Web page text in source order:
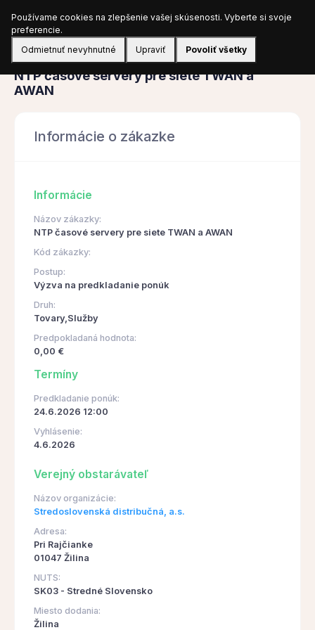
Prihlásiť sa
Obstarávanie
NTP časové servery pre siete TWAN a
AWAN
Informácie o zákazke
Informácie
Názov zákazky:
NTP časové servery pre siete TWAN a AWAN
Kód zákazky:
Postup:
Výzva na predkladanie ponúk
Druh:
Tovary,Služby
Predpokladaná hodnota:
0,00 €
Termíny
Predkladanie ponúk:
24.6.2026 12:00
Vyhlásenie:
4.6.2026
Verejný obstarávateľ
Názov organizácie:
Stredoslovenská distribučná, a.s.
Adresa:
Pri Rajčianke
01047 Žilina
NUTS:
SK03 - Stredné Slovensko
Miesto dodania:
Žilina
Používame cookies na zlepšenie vašej skúsenosti. Vyberte si svoje
preferencie.
Odmietnuť nevyhnutné
Upraviť Povoliť všetky